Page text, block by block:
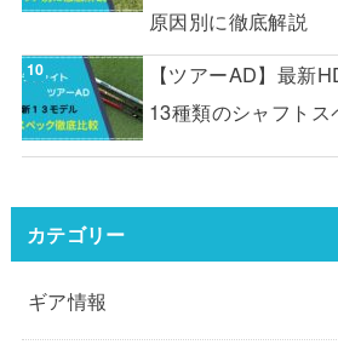
原因別に徹底解説
【ツアーAD】最新
13種類のシャフトス
カテゴリー
ギア情報